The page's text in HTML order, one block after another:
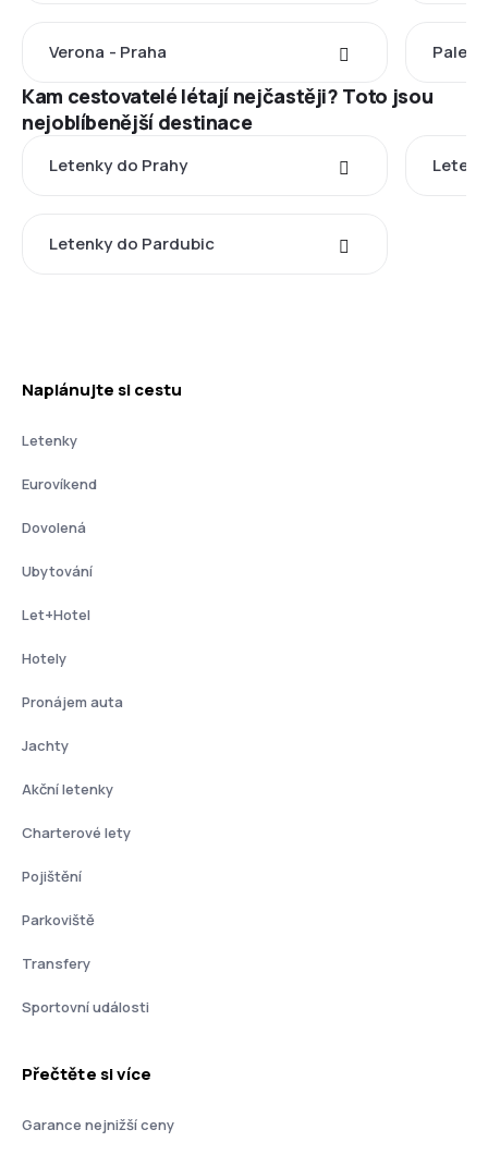
Verona - Praha
Kam cestovatelé létají nejčastěji? Toto jsou
nejoblíbenější destinace
Letenky do Prahy
Letenky do Pardubic
Naplánujte si cestu
Letenky
Eurovíkend
Dovolená
Ubytování
Let+Hotel
Hotely
Pronájem auta
Jachty
Akční letenky
Charterové lety
Pojištění
Parkoviště
Transfery
Sportovní události
Přečtěte si více
Garance nejnižší ceny